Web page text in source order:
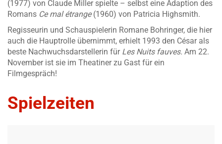
(1977) von Claude Miller spielte – selbst eine Adaption des
Romans Ce mal étrange(1960) von Patricia Highsmith.
Regisseurin und Schauspielerin Romane Bohringer, die hier
auch die Hauptrolle übernimmt, erhielt 1993 den César als
beste Nachwuchsdarstellerin für Les Nuits fauves. Am 22.
November ist sie im Theatiner zu Gast für ein
Filmgespräch!
Spielzeiten